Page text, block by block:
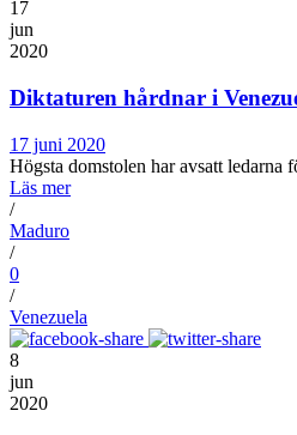
17
jun
2020
Diktaturen hårdnar i
17 juni 2020
Högsta domstolen har avsatt ledarna
Läs mer
/
Maduro
/
0
/
Venezuela
8
jun
2020